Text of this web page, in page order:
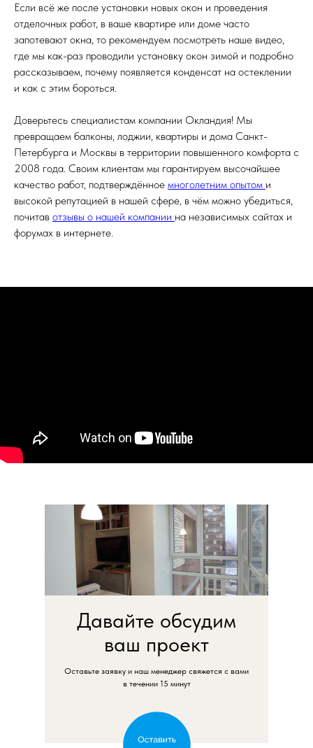
Если всё же после установки новых окон и проведения
отделочных работ, в ваше квартире или доме часто
запотевают окна, то рекомендуем посмотреть наше видео,
где мы как-раз проводили установку окон зимой и подробно
рассказываем, почему появляется конденсат на остеклении
и как с этим бороться.
Доверьтесь специалистам компании Окландия! Мы
превращаем балконы, лоджии, квартиры и дома Санкт-
Петербурга и Москвы в территории повышенного комфорта с
2008 года. Своим клиентам мы гарантируем высочайшее
качество работ, подтверждённое многолетним опытом и
высокой репутацией в нашей сфере, в чём можно убедиться,
почитав отзывы о нашей компании на независимых сайтах и
форумах в интернете.
Давайте обсудим
ваш проект
Оставьте заявку и наш менеджер свяжется с вами
в течении 15 минут